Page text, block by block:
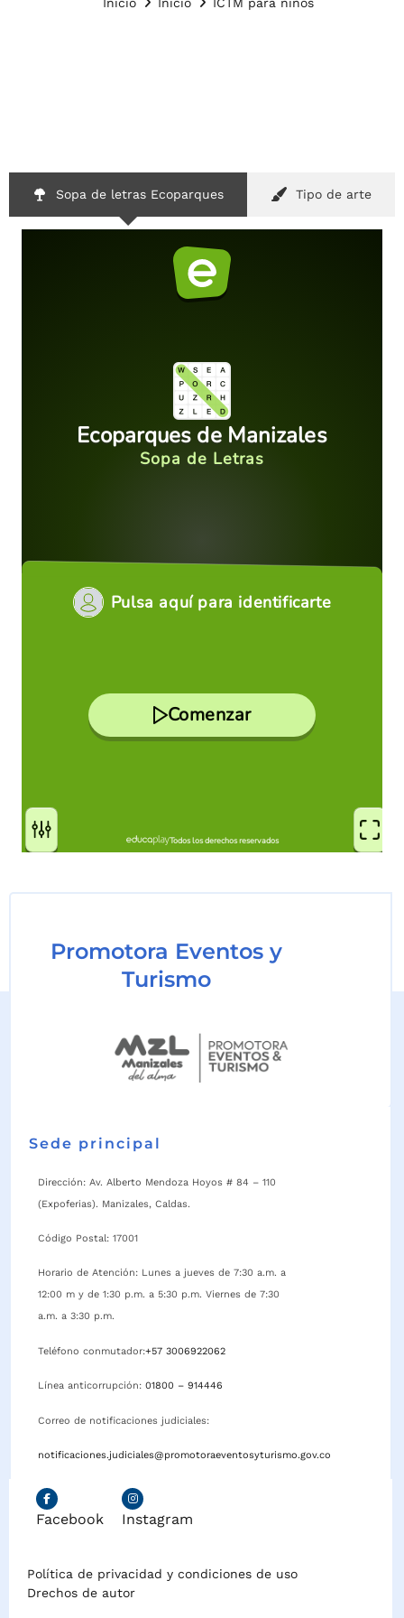
Sopa de letras Ecoparques Tipo de arte
Promotora Eventos y
Turismo
Sede principal
Dirección: Av. Alberto Mendoza Hoyos # 84 – 110
(Expoferias). Manizales, Caldas.
Código Postal: 17001
Horario de Atención: Lunes a jueves de 7:30 a.m. a
12:00 m y de 1:30 p.m. a 5:30 p.m. Viernes de 7:30
a.m. a 3:30 p.m.
Teléfono conmutador:+57 3006922062
Línea anticorrupción: 01800 – 914446
Correo de notificaciones judiciales:
notificaciones.judiciales@promotoraeventosyturismo.gov.co
Facebook Instagram
Política de privacidad y condiciones de uso
Drechos de autor